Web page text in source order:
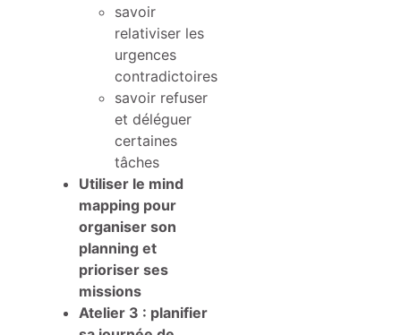
savoir
relativiser les
urgences
contradictoires
savoir refuser
et déléguer
certaines
tâches
Utiliser le mind
mapping pour
organiser son
planning et
prioriser ses
missions
Atelier 3 : planifier